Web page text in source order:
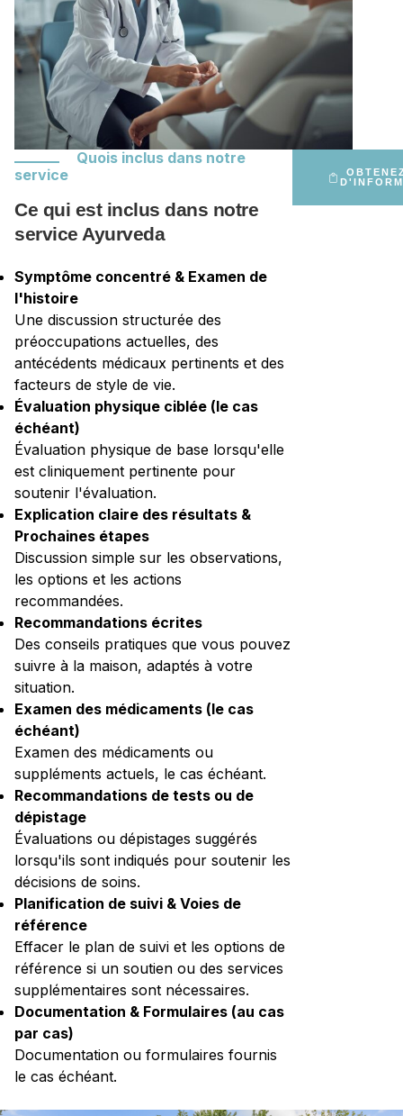
Quois inclus dans notre
service
Ce qui est inclus dans notre
service Ayurveda
Symptôme concentré & Examen de
l'histoire
Une discussion structurée des
préoccupations actuelles, des
antécédents médicaux pertinents et des
facteurs de style de vie.
Évaluation physique ciblée (le cas
échéant)
Évaluation physique de base lorsqu'elle
est cliniquement pertinente pour
soutenir l'évaluation.
Explication claire des résultats &
Prochaines étapes
Discussion simple sur les observations,
les options et les actions
recommandées.
Recommandations écrites
Des conseils pratiques que vous pouvez
suivre à la maison, adaptés à votre
situation.
Examen des médicaments (le cas
échéant)
Examen des médicaments ou
suppléments actuels, le cas échéant.
Recommandations de tests ou de
dépistage
Évaluations ou dépistages suggérés
lorsqu'ils sont indiqués pour soutenir les
décisions de soins.
Planification de suivi & Voies de
référence
Effacer le plan de suivi et les options de
référence si un soutien ou des services
supplémentaires sont nécessaires.
Documentation & Formulaires (au cas
par cas)
Documentation ou formulaires fournis
le cas échéant.